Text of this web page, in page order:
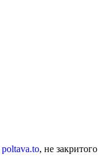
poltava.to, не